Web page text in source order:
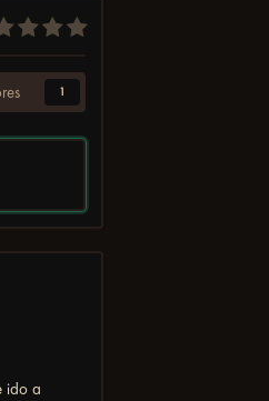
1
ido a